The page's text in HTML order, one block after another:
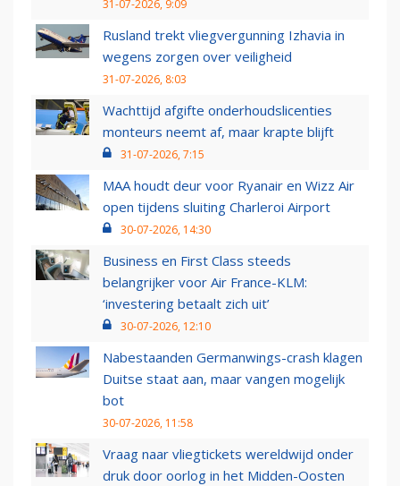
31-07-2026, 9:09
Rusland trekt vliegvergunning Izhavia in
wegens zorgen over veiligheid
31-07-2026, 8:03
Wachttijd afgifte onderhoudslicenties
monteurs neemt af, maar krapte blijft
31-07-2026, 7:15
MAA houdt deur voor Ryanair en Wizz Air
open tijdens sluiting Charleroi Airport
30-07-2026, 14:30
Business en First Class steeds
belangrijker voor Air France-KLM:
‘investering betaalt zich uit’
30-07-2026, 12:10
Nabestaanden Germanwings-crash klagen
Duitse staat aan, maar vangen mogelijk
bot
30-07-2026, 11:58
Vraag naar vliegtickets wereldwijd onder
druk door oorlog in het Midden-Oosten